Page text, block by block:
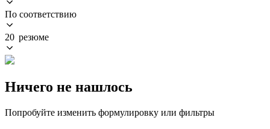
По соответствию
20 резюме
Ничего не нашлось
Попробуйте изменить формулировку или фильтры